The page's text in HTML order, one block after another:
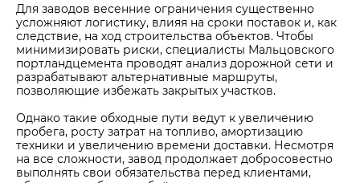
Для заводов весенние ограничения существенно
усложняют логистику, влияя на сроки поставок и, как
следствие, на ход строительства объектов. Чтобы
минимизировать риски, специалисты Мальцовского
портландцемента проводят анализ дорожной сети и
разрабатывают альтернативные маршруты,
позволяющие избежать закрытых участков.
Однако такие обходные пути ведут к увеличению
пробега, росту затрат на топливо, амортизацию
техники и увеличению времени доставки. Несмотря
на все сложности, завод продолжает добросовестно
выполнять свои обязательства перед клиентами,